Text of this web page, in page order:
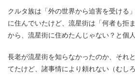
クルタ族は「外の世界から迫害を受ける
に住んでいたけど、流星街は「何者も拒
から、流星街に住めたんじゃない？と個
長老が流星街を知らなかったのか、それ
てたけど、諸事情により頼れない（むし